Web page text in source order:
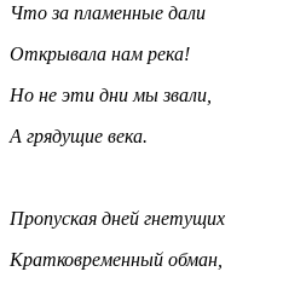
Что за пламенные дали
Открывала нам река!
Но не эти дни мы звали,
А грядущие века.
Пропуская дней гнетущих
Кратковременный обман,